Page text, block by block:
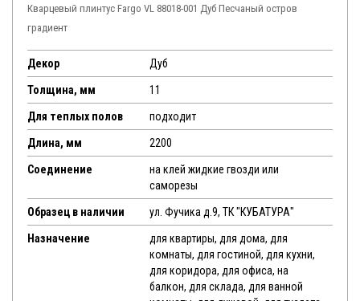
Кварцевый плинтус Fargo VL 88018-001 Дуб Песчаный остров
градиент
Декор Дуб
Толщина, мм 11
Для теплых полов подходит
Длина, мм 2200
Соединение
на клей жидкие гвозди или
саморезы
Образец в наличии ул. Фучика д.9, ТК "КУБАТУРА"
Назначение
для квартиры, для дома, для
комнаты, для гостиной, для кухни,
для коридора, для офиса, на
балкон, для склада, для ванной